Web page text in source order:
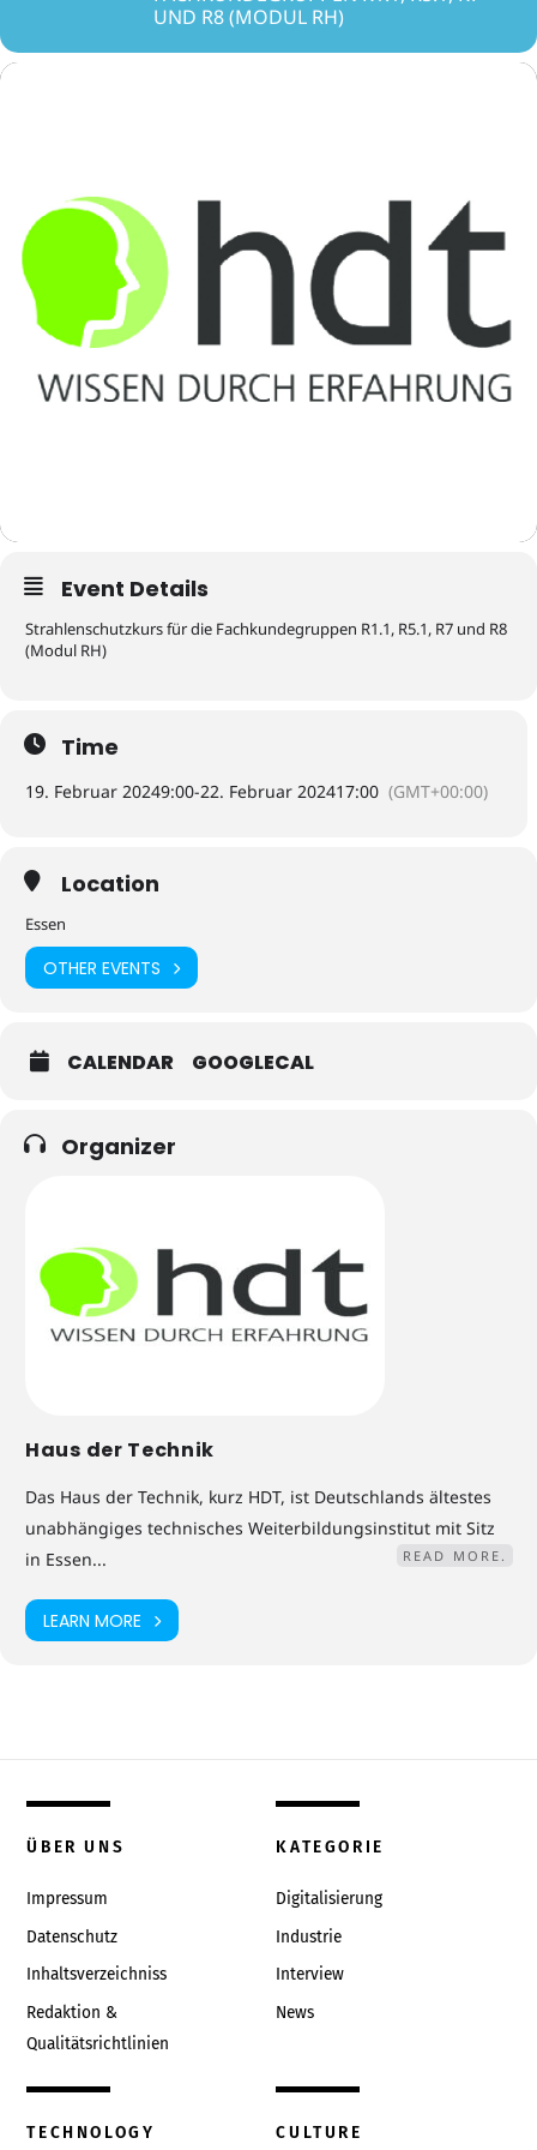
UND R8 (MODUL RH)
Event Details
Strahlenschutzkurs für die Fachkundegruppen R1.1, R5.1, R7 und R8
(Modul RH)
Time
19. Februar 20249:00-22. Februar 202417:00 (GMT+00:00)
Location
Essen
OTHER EVENTS
CALENDAR GOOGLECAL
Organizer
Haus der Technik
Das Haus der Technik, kurz HDT, ist Deutschlands ältestes
unabhängiges technisches Weiterbildungsinstitut mit Sitz
in Essen...
READ MORE.
LEARN MORE
ÜBER UNS
Impressum
Datenschutz
Inhaltsverzeichniss
Redaktion &
Qualitätsrichtlinien
KATEGORIE
Digitalisierung
Industrie
Interview
News
TECHNOLOGY CULTURE